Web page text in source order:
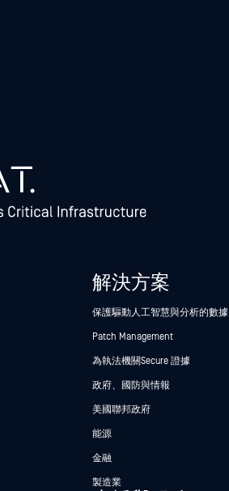
解決方案
保護驅動人工智慧與分析的數據
Patch Management
為執法機關Secure 證據
政府、國防與情報
美國聯邦政府
能源
金融
製造業